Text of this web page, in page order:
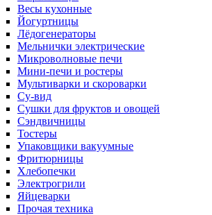
Весы кухонные
Йогуртницы
Лёдогенераторы
Мельнички электрические
Микроволновые печи
Мини-печи и ростеры
Мультиварки и скороварки
Су-вид
Сушки для фруктов и овощей
Сэндвичницы
Тостеры
Упаковщики вакуумные
Фритюрницы
Хлебопечки
Электрогрили
Яйцеварки
Прочая техника